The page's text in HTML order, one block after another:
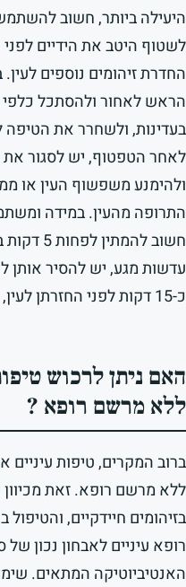
היעילה ביותר, חשוב
לשטוף היטב את הידיים
החדרת זיהומים נוספים
הראש לאחור ולהסתכל
בעדינות, ולשחרר את הטיפה
לאחר הטפטוף, יש לסגור את
ולהימנע משפשוף העין או
התרופה מהעין. במידה
חשוב
עדשות מגע, יש להסיר אותן
כ-15 דקות לפני החזרתן לעין, אלא אם הרופא הורה אחרת.
האם ניתן לרכוש
ללא מרשם רופא ?
ברוב המקרים, טיפות עיניים
ללא מרשם רופא. זאת
בזיהומים חיידקיים,
רופא עיניים לאבחון נכון
האנטיביוטיקה המתאים.